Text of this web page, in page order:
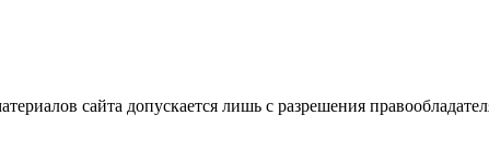
сайта допускается лишь с разрешения